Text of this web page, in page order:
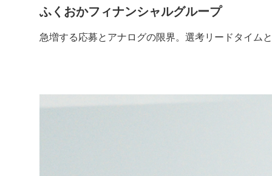
ふくおかフィナンシャルグループ
急増する応募とアナログの限界。選考リードタイム